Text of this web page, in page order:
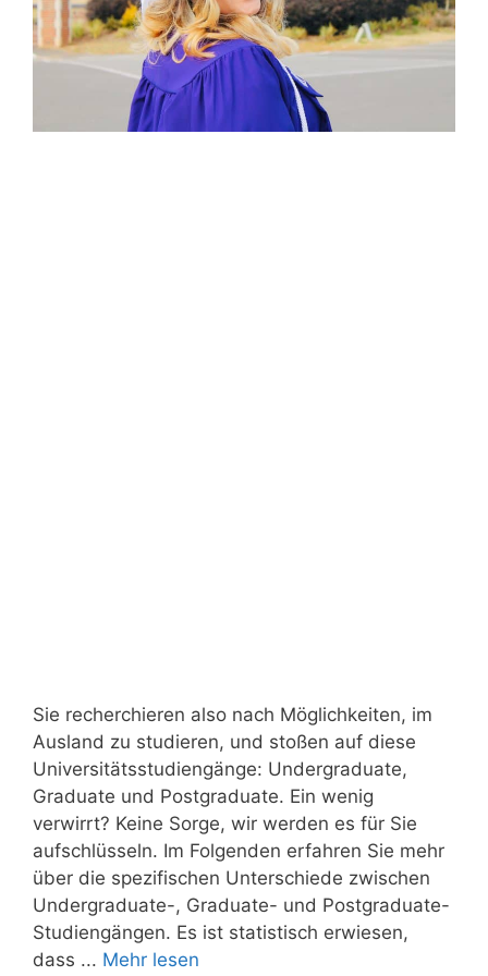
Sie recherchieren also nach Möglichkeiten, im
Ausland zu studieren, und stoßen auf diese
Universitätsstudiengänge: Undergraduate,
Graduate und Postgraduate. Ein wenig
verwirrt? Keine Sorge, wir werden es für Sie
aufschlüsseln. Im Folgenden erfahren Sie mehr
über die spezifischen Unterschiede zwischen
Undergraduate-, Graduate- und Postgraduate-
Studiengängen. Es ist statistisch erwiesen,
dass ... Mehr lesen